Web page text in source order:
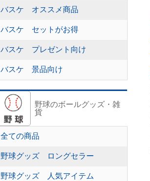
バスケ オススメ商品
バスケ セットがお得
バスケ プレゼント向け
バスケ 景品向け
野球のボールグッズ・雑
貨
全ての商品
野球グッズ ロングセラー
野球グッズ 人気アイテム